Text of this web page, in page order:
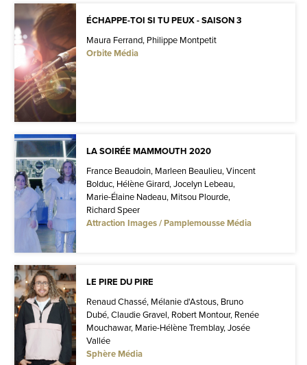
ÉCHAPPE-TOI SI TU PEUX - SAISON 3
Maura Ferrand, Philippe Montpetit
Orbite Média
LA SOIRÉE MAMMOUTH 2020
France Beaudoin, Marleen Beaulieu, Vincent
Bolduc, Hélène Girard, Jocelyn Lebeau,
Marie-Élaine Nadeau, Mitsou Plourde,
Richard Speer
Attraction Images / Pamplemousse Média
LE PIRE DU PIRE
Renaud Chassé, Mélanie d'Astous, Bruno
Dubé, Claudie Gravel, Robert Montour, Renée
Mouchawar, Marie-Hélène Tremblay, Josée
Vallée
Sphère Média